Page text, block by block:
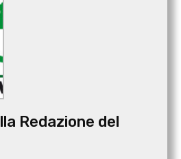
Redazione del